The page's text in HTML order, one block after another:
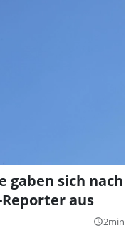
gaben sich nach
aus
query_builder2min